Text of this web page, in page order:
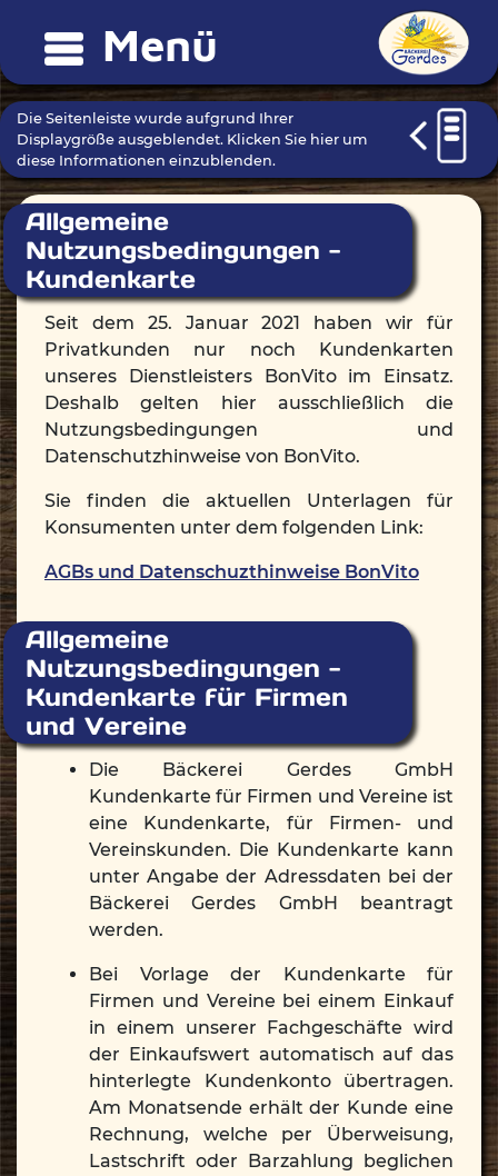
Menü
Die Seitenleiste wurde aufgrund Ihrer
Displaygröße ausgeblendet. Klicken Sie hier um
diese Informationen einzublenden.
Allgemeine
Nutzungsbedingungen -
Kundenkarte
Seit dem 25. Januar 2021 haben wir für
Privatkunden nur noch Kundenkarten
unseres Dienstleisters BonVito im Einsatz.
Deshalb gelten hier ausschließlich die
Nutzungsbedingungen und
Datenschutzhinweise von BonVito.
Sie finden die aktuellen Unterlagen für
Konsumenten unter dem folgenden Link:
AGBs und Datenschuzthinweise BonVito
Allgemeine
Nutzungsbedingungen -
Kundenkarte für Firmen
und Vereine
Die Bäckerei Gerdes GmbH
Kundenkarte für Firmen und Vereine ist
eine Kundenkarte, für Firmen- und
Vereinskunden. Die Kundenkarte kann
unter Angabe der Adressdaten bei der
Bäckerei Gerdes GmbH beantragt
werden.
Bei Vorlage der Kundenkarte für
Firmen und Vereine bei einem Einkauf
in einem unserer Fachgeschäfte wird
der Einkaufswert automatisch auf das
hinterlegte Kundenkonto übertragen.
Am Monatsende erhält der Kunde eine
Rechnung, welche per Überweisung,
Lastschrift oder Barzahlung beglichen